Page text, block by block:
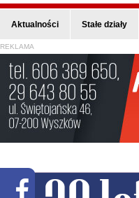
Aktualności Stałe działy
REKLAMA